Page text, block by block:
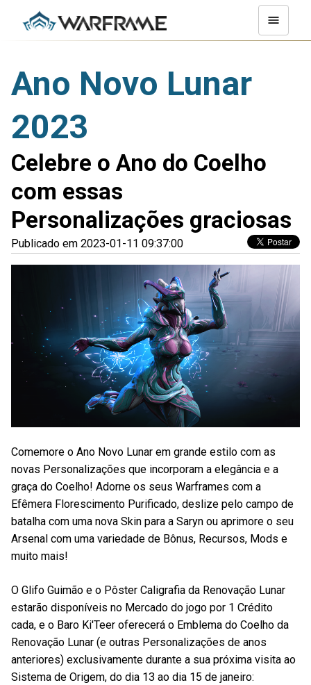
Ano Novo Lunar
2023
Celebre o Ano do Coelho
com essas
Personalizações graciosas
Publicado em 2023-01-11 09:37:00
Comemore o Ano Novo Lunar em grande estilo com as
novas Personalizações que incorporam a elegância e a
graça do Coelho! Adorne os seus Warframes com a
Efêmera Florescimento Purificado, deslize pelo campo de
batalha com uma nova Skin para a Saryn ou aprimore o seu
Arsenal com uma variedade de Bônus, Recursos, Mods e
muito mais!
O Glifo Guimão e o Pôster Caligrafia da Renovação Lunar
estarão disponíveis no Mercado do jogo por 1 Crédito
cada, e o Baro Ki'Teer oferecerá o Emblema do Coelho da
Renovação Lunar (e outras Personalizações de anos
anteriores) exclusivamente durante a sua próxima visita ao
Sistema de Origem, do dia 13 ao dia 15 de janeiro: